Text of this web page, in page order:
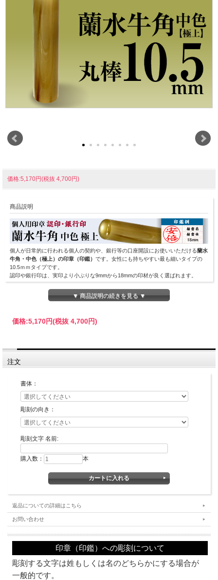
価格:5,170円(税抜 4,700円)
商品説明
個人が日常的に行われる個人の契約や、銀行等の口座開設にお使いいただける蘭水
牛角・中色（極上）の印章（印鑑） です。女性にも持ちやすい最も細いタイプの
10.5ｍｍタイプです。
認印や銀行印は、実印より小ぶりな9mmから18mmの印材が良く選ばれます。
★注目★
この認印（印鑑）は、ビジネスに必須の 電子印鑑 プレゼント対象商品です。
エクセルで作ったメールをPDFにしてメールで送付。なんて当たり前。そんな時に
▼ 商品説明の続きを見る ▼
価格:5,170円(税抜 4,700円)
注文
書体：
彫刻の向き：
彫刻文字 名前:
購入数： 本
返品についての詳細はこちら
お問い合わせ
印章（印鑑）への彫刻について
彫刻する文字は姓もしくは名のどちらかにする場合が
一般的です。